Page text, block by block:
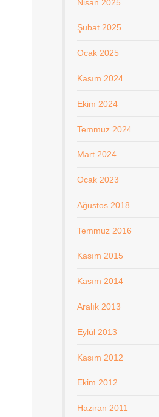
Nisan 2025
Şubat 2025
Ocak 2025
Kasım 2024
Ekim 2024
Temmuz 2024
Mart 2024
Ocak 2023
Ağustos 2018
Temmuz 2016
Kasım 2015
Kasım 2014
Aralık 2013
Eylül 2013
Kasım 2012
Ekim 2012
Haziran 2011